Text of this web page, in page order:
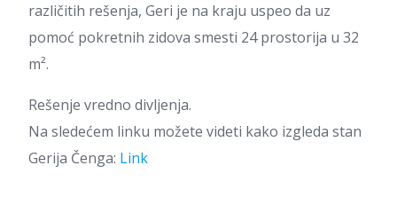
različitih rešenja, Geri je na kraju uspeo da uz
pomoć pokretnih zidova smesti 24 prostorija u 32
m².
Rešenje vredno divljenja.
Na sledećem linku možete videti kako izgleda stan
Gerija Čenga: Link